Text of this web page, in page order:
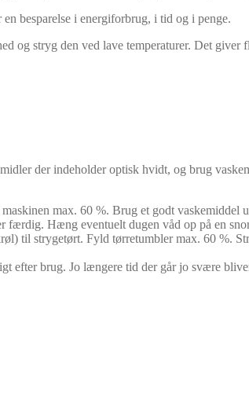
besparelse i energiforbrug, i tid og i penge.
og stryg den ved lave temperaturer. Det giver
der indeholder optisk hvidt, og brug
max. 60 %. Brug et godt vaskemiddel
færdig. Hæng eventuelt dugen våd op på en
til strygetørt. Fyld tørretumbler max. 60 %.
efter brug. Jo længere tid der går jo svære